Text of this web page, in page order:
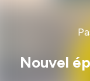
Nouvel